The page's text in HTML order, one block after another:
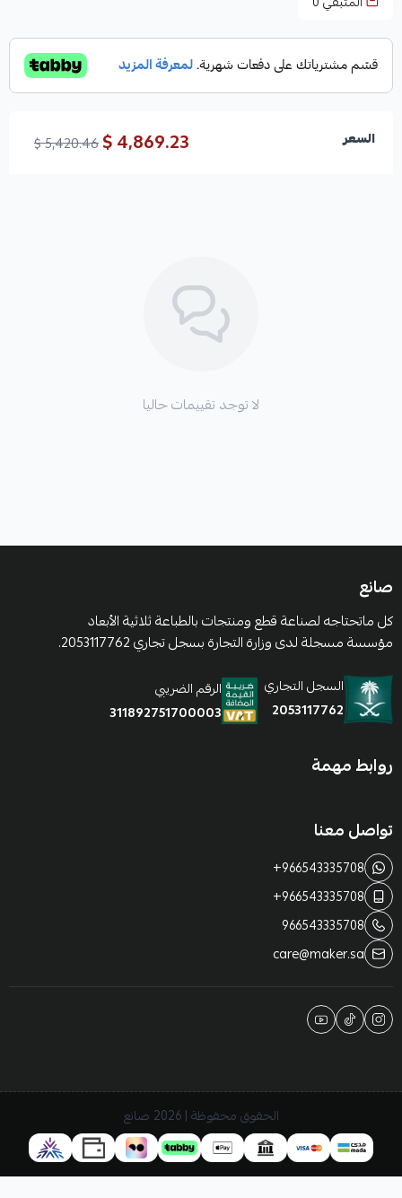
السعر 4,869.23 $
5,420.46 $
لا توجد تقييمات حاليا
صانع
كل ماتحتاجه لصناعة قطع ومنتجات بالطباعة ثلاثية الأبعاد
مؤسسة مسجلة لدى وزارة التجارة بسجل تجاري 2053117762.
السجل التجاري
2053117762
الرقم الضريبي
311892751700003
روابط مهمة
تواصل معنا
+966543335708
+966543335708
966543335708
care@maker.sa
الحقوق محفوظة | 2026 صانع